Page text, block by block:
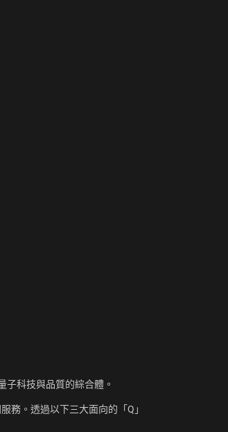
子科技與品質的綜合體。
務。透過以下三大面向的「Q」